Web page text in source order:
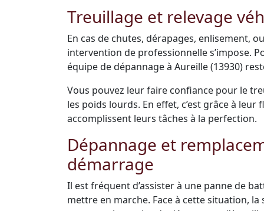
Treuillage et relevage
En cas de chutes, dérapages, enlisement,
intervention de professionnelle s’impose.
équipe de dépannage à Aureille (13930)
Vous pouvez leur faire confiance pour le
les poids lourds. En effet, c’est grâce à
accomplissent leurs tâches à la perfection.
Dépannage et
démarrage
Il est fréquent d’assister à une panne de
mettre en marche. Face à cette situation,